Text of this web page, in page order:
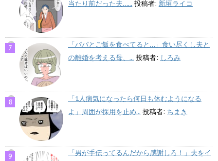
当たり前だった夫…... 投稿者: 新垣ライコ
「パパとご飯を食べてると…」食い尽くし夫と
の離婚を考える母、... 投稿者: しろみ
「1人病気になったら何日も休むようになる
よ」周囲が採用を止め... 投稿者: ちまき
「男が手伝ってるんだから感謝しろ！」夫をイ